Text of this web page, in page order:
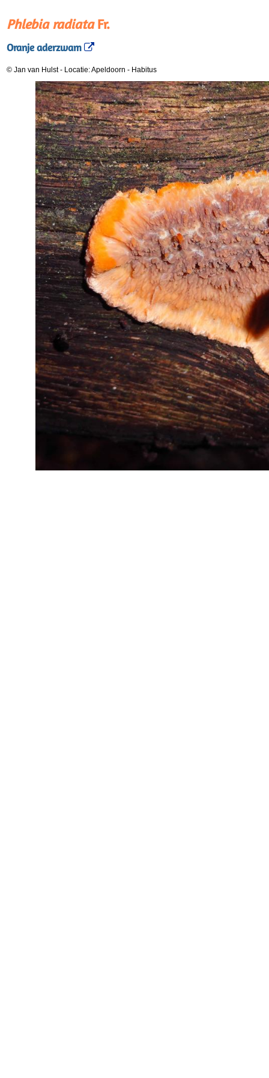
Phlebia radiataFr.
Oranje aderzwam
© Jan van Hulst- Locatie: Apeldoorn - Habitus